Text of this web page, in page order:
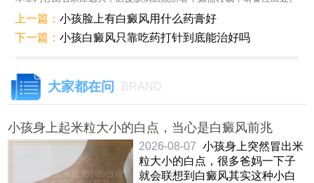
上一篇：小孩脸上有白癜风用什么药膏好
下一篇：小孩白癜风只靠吃药打针到底能治好吗
大家都在问 BRAND
小孩身上起米粒大小的白点，当心是白癜风前兆
2026-08-07 小孩身上突然冒出米
粒大小的白点，很多爸妈一下子
就会联想到白癜风其实这种小白